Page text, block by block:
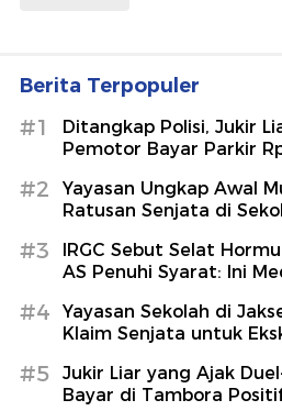
Berita Terpopuler
#1
Ditangkap Polisi, Jukir
Pemotor Bayar Parkir
#2
Yayasan Ungkap Awal
Ratusan Senjata di
#3
IRGC Sebut Selat
AS Penuhi Syarat: Ini
#4
Yayasan Sekolah di
Klaim Senjata untuk
#5
Jukir Liar yang Ajak
Bayar di Tambora